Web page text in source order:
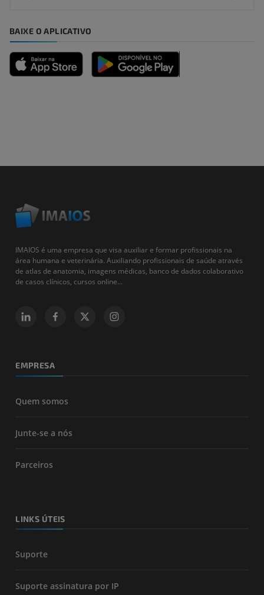
BAIXE O APLICATIVO
IMAIOS é uma empresa que visa auxiliar e formar profissionais na
área humana e veterinária. Auxiliando profissionais de saúde através
de atlas de anatomia, imagens médicas, banco de dados colaborativo
de casos clínicos, cursos online...
EMPRESA
Quem somos
Junte-se a nós
Parceiros
LINKS ÚTEIS
Suporte
Suporte assinatura por IP